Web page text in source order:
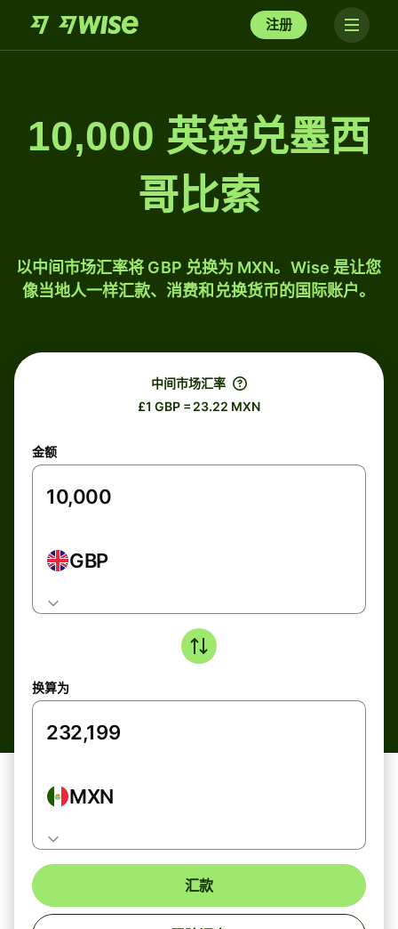
注册
10,000 英镑兑墨西
哥比索
以中间市场汇率将 GBP 兑换为 MXN。Wise 是让您
像当地人一样汇款、消费和兑换货币的国际账户。
中间市场汇率
£1 GBP = 23.22 MXN
金额
GBP
换算为
MXN
汇款